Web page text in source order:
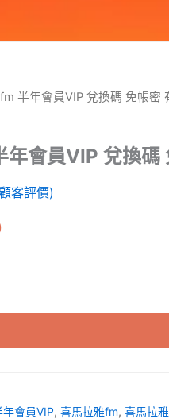
半年會員VIP 兌換碼 免帳密
年會員VIP 兌換碼
客評價)
年會員VIP, 喜馬拉雅fm, 喜馬拉